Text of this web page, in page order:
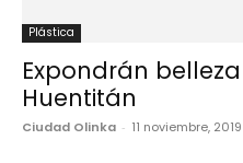
Plástica
Expondrán
Huentitán
Ciudad Olinka - 11 noviembre, 2019